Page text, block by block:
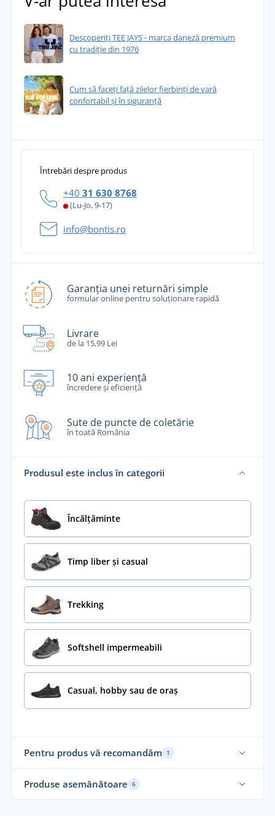
Descoperiți TEE JAYS - marca daneză premium
cu tradiție din 1976
Cum să faceți față zilelor fierbinți de vară
confortabil și în siguranță
Întrebări despre produs
+40 31 630 8768
(Lu-Jo, 9-17)
info@bontis.ro
Garanția unei returnări simple
formular online pentru soluționare rapidă
Livrare
de la 15,99 Lei
10 ani experiență
încredere și eficiență
Sute de puncte de coletărie
în toată România
Produsul este inclus în categorii
Încălţăminte
Timp liber și casual
Trekking
Softshell impermeabili
Casual, hobby sau de oraș
Pentru produs vă recomandăm 1
Produse asemănătoare 6